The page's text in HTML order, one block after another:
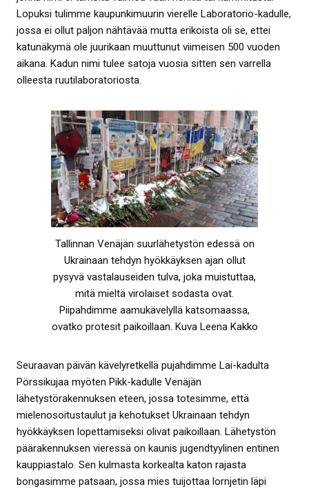
Lopuksi tulimme kaupunkimuurin vierelle Laboratorio-kadulle,
jossa ei ollut paljon nähtävää mutta erikoista oli se, ettei
katunäkymä ole juurikaan muuttunut viimeisen 500 vuoden
aikana. Kadun nimi tulee satoja vuosia sitten sen varrella
olleesta ruutilaboratoriosta.
Tallinnan Venäjän suurlähetystön edessä on
Ukrainaan tehdyn hyökkäyksen ajan ollut
pysyvä vastalauseiden tulva, joka muistuttaa,
mitä mieltä virolaiset sodasta ovat.
Piipahdimme aamukävelyllä katsomaassa,
ovatko protesit paikoillaan. Kuva Leena Kakko
Seuraavan päivän kävelyretkellä pujahdimme Lai-kadulta
Pörssikujaa myöten Pikk-kadulle Venäjän
lähetystörakennuksen eteen, jossa totesimme, että
mielenosoitustaulut ja kehotukset Ukrainaan tehdyn
hyökkäyksen lopettamiseksi olivat paikoillaan. Lähetystön
päärakennuksen vieressä on kaunis jugendtyylinen entinen
kauppiastalo. Sen kulmasta korkealta katon rajasta
bongasimme patsaan, jossa mies tuijottaa lornjetin läpi